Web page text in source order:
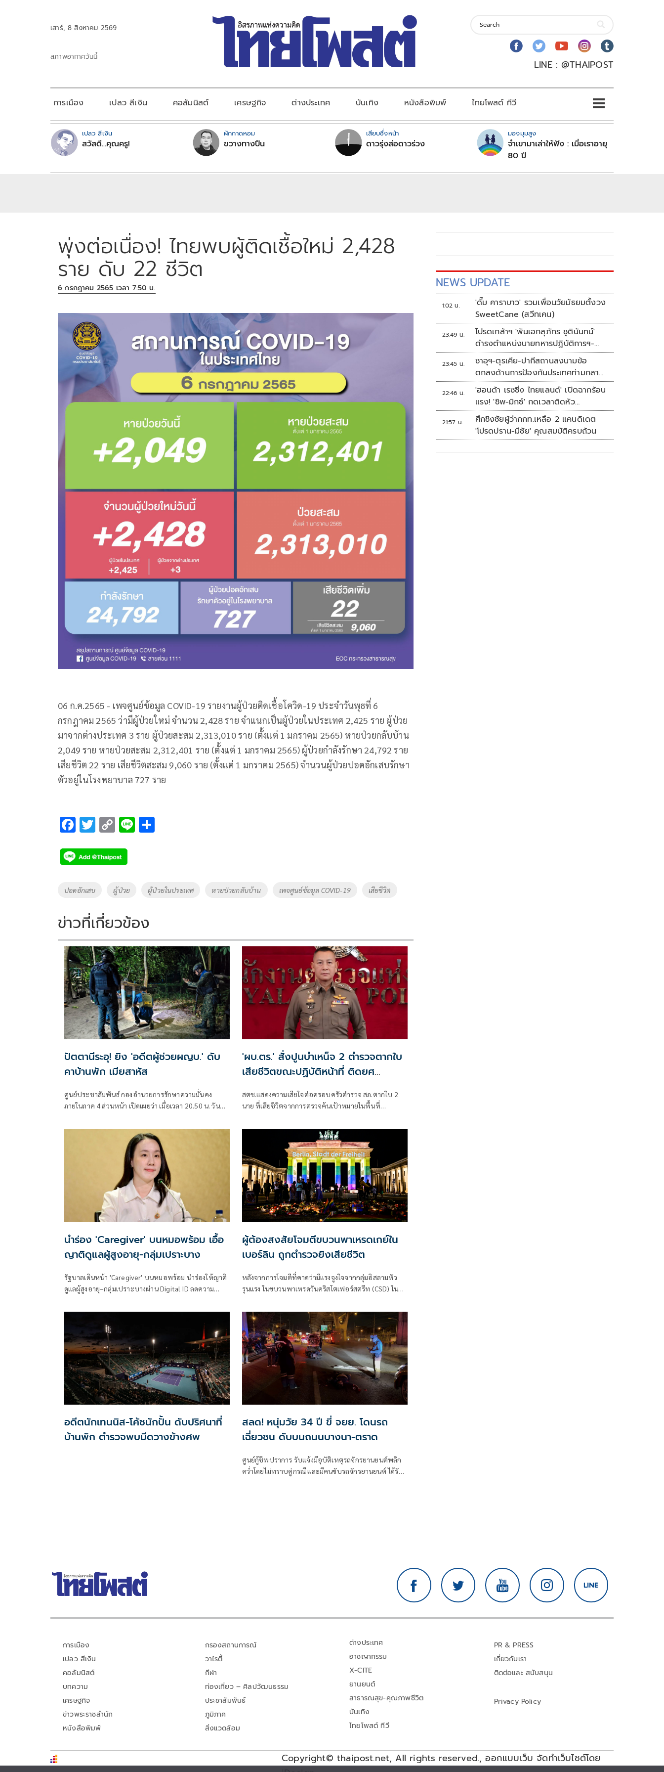
เสาร์, 8 สิงหาคม 2569
สภาพอากาศวันนี้
LINE : @THAIPOST
การเมือง เปลว สีเงิน คอลัมนิสต์ เศรษฐกิจ ต่างประเทศ บันเทิง หนังสือพิมพ์ ไทยโพสต์ ทีวี
เปลว สีเงิน
สวัสดี...คุณครู!
ผักกาดหอม
ขวางทางปืน
เสียบซึ่งหน้า
ดาวรุ่งส่อดาวร่วง
มองมุมสูง
จำเขามาเล่าให้ฟัง : เมื่อเราอายุ
80 ปี
พุ่งต่อเนื่อง! ไทยพบผู้ติดเชื้อใหม่ 2,428
ราย ดับ 22 ชีวิต
6 กรกฎาคม 2565 เวลา 7:50 น.
06 ก.ค.2565 - เพจศูนย์ข้อมูล COVID-19 รายงานผู้ป่วยติดเชื้อโควิด-19 ประจำวันพุธที่ 6
กรกฎาคม 2565 ว่ามีผู้ป่วยใหม่ จำนวน 2,428 ราย จำแนกเป็นผู้ป่วยในประเทศ 2,425 ราย ผู้ป่วย
มาจากต่างประเทศ 3 ราย ผู้ป่วยสะสม 2,313,010 ราย (ตั้งแต่ 1 มกราคม 2565) หายป่วยกลับบ้าน
2,049 ราย หายป่วยสะสม 2,312,401 ราย (ตั้งแต่ 1 มกราคม 2565) ผู้ป่วยกำลังรักษา 24,792 ราย
เสียชีวิต 22 ราย เสียชีวิตสะสม 9,060 ราย (ตั้งแต่ 1 มกราคม 2565) จำนวนผู้ป่วยปอดอักเสบรักษา
ตัวอยู่ในโรงพยาบาล 727 ราย
F
e
b
o
k
T
tt
er
C
p
y
Li
k
Li
Tags
ปอดอักเสบ ผู้ป่วย ผู้ป่วยในประเทศ หายป่วยกลับบ้าน เพจศูนย์ข้อมูล COVID-19 เสียชีวิต
ข่าวที่เกี่ยวข้อง
ปัตตานีระอุ! ยิง 'อดีตผู้ช่วยผญบ.' ดับ
คาบ้านพัก เมียสาหัส
ศูนย์ประชาสัมพันธ์ กองอำนวยการรักษาความมั่นคง
ภายในภาค 4 ส่วนหน้า เปิดเผยว่า เมื่อเวลา 20.50 น. วันที่
ลอบยิงนายรียะ อาแว อดีตผู้ช่วยผู้ใหญ่บ้านหมู่ที่ 5
'ผบ.ตร.' สั่งปูนบำเหน็จ 2 ตำรวจตากใบ
เสียชีวิตขณะปฏิบัติหน้าที่ ติดยศ
สตช.แสดงความเสียใจต่อครอบครัวตำรวจ สภ.ตากใบ 2
นาย ที่เสียชีวิตจากการตรวจค้นเป้าหมายในพื้นที่
4 ตำรวจที่บาดเจ็บจากเหตุดังกล่าว
นำร่อง 'Caregiver' บนหมอพร้อม เอื้อ
ญาติดูแลผู้สูงอายุ-กลุ่มเปราะบาง
รัฐบาลเดินหน้า 'Caregiver' บนหมอพร้อม นำร่องให้ญาติ
ดูแลผู้สูงอายุ–กลุ่มเปราะบางผ่าน Digital ID ลดความ
ผู้ต้องสงสัยโจมตีขบวนพาเหรดเกย์ใน
เบอร์ลิน ถูกตำรวจยิงเสียชีวิต
หลังจากการโจมตีที่คาดว่ามีแรงจูงใจจากกลุ่มอิสลามหัว
รุนแรง ในขบวนพาเหรดวันคริสโตเฟอร์สตรีท (CSD) ใน
ของเจ้าหน้าที่ตำรวจ
อดีตนักเทนนิส-โค้ชนักปั้น ดับปริศนาที่
บ้านพัก ตำรวจพบมีดวางข้างศพ
สลด! หนุ่มวัย 34 ปี ขี่ จยย. โดนรถ
เฉี่ยวชน ดับบนถนนบางนา-ตราด
ศูนย์กู้ชีพปราการ รับแจ้งมีอุบัติเหตุรถจักรยานยนต์พลิก
คว่ำโดยไม่ทราบคู่กรณี และมีคนขับรถจักรยานยนต์ ได้รับ
NEWS UPDATE
1:02 น.
'ดั๊ม คาราบาว' รวมเพื่อนวัยมัธยมตั้งวง
SweetCane (สวีทเคน)
23:49 น.
โปรดเกล้าฯ 'พันเอกสุภัทร ชูตินันทน์'
ดำรงตำแหน่งนายทหารปฏิบัติการฯ-
พระราชทานยศ 'พลตรี'
23:45 น.
ซาอุฯ-ตุรเคีย-ปากีสถานลงนามข้อ
ตกลงด้านการป้องกันประเทศท่ามกลาง
สงครามในภูมิภาค
22:46 น.
'ฮอนด้า เรซซิ่ง ไทยแลนด์' เปิดฉากร้อน
แรง! 'ชิพ-มิกซ์' กดเวลาติดหัว
แถว ARRC สนาม 4 ที่มัลดาลิกา
21:57 น.
ศึกชิงชัยผู้ว่ากกท.เหลือ 2 แคนดิเดต
'โปรดปราน-มีชัย' คุณสมบัติครบถ้วน
การเมือง
เปลว สีเงิน
คอลัมนิสต์
บทความ
เศรษฐกิจ
ข่าวพระราชสำนัก
หนังสือพิมพ์
กรองสถานการณ์
วาไรตี้
กีฬา
ท่องเที่ยว – ศิลปวัฒนธรรม
ประชาสัมพันธ์
ภูมิภาค
สิ่งแวดล้อม
ต่างประเทศ
อาชญากรรม
X-CITE
ยานยนต์
สาธารณสุข-คุณภาพชีวิต
บันเทิง
ไทยโพสต์ ทีวี
PR & PRESS
เกี่ยวกับเรา
ติดต่อและ สนับสนุน
Privacy Policy
Copyright© thaipost.net, All rights reserved.,ออกแบบเว็บ จัดทำเว็บไซต์โดย